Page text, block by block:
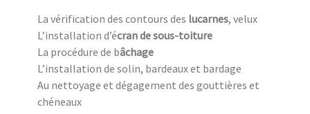
La vérification des contours des lucarnes, velux
L’installation d’écran de sous-toiture
La procédure de bâchage
L’installation de solin, bardeaux et bardage
Au nettoyage et dégagement des gouttières et
chéneaux